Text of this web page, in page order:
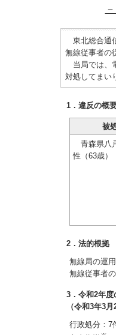
東北総合通
無線従事者の
当局では、
対処してまい
1．違反の概
被
青森県八
性（63歳）
2．法的根拠
無線局の運
無線従事者
3．令和2年度
（令和3年3月
行政処分：